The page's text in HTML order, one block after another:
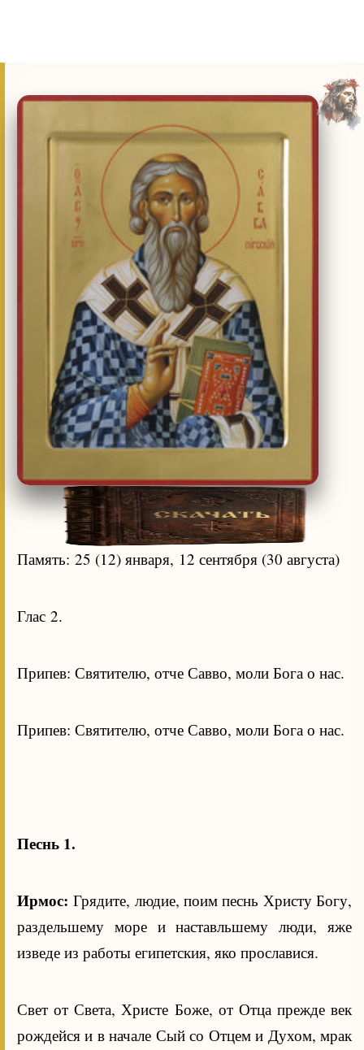
Память: 25 (12) января, 12 сентября (30 августа)
Глас 2.
Припев: Святителю, отче Савво, моли Бога о нас.
Припев: Святителю, отче Савво, моли Бога о нас.
Песнь 1.
Ирмос:Грядите, людие, поим песнь Христу Богу,
раздельшему море и наставльшему люди, яже
изведе из работы египетския, яко прославися.
Свет от Света, Христе Боже, от Отца прежде век
рождейся и в начале Сый со Отцем и Духом, мрак